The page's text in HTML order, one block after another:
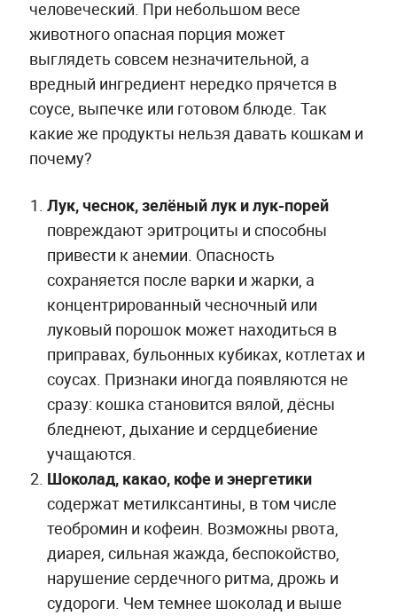
человеческий. При небольшом весе
животного опасная порция может
выглядеть совсем незначительной, а
вредный ингредиент нередко прячется в
соусе, выпечке или готовом блюде. Так
какие же продукты нельзя давать кошкам и
почему?
Лук, чеснок, зелёный лук и лук-порей
повреждают эритроциты и способны
привести к анемии. Опасность
сохраняется после варки и жарки, а
концентрированный чесночный или
луковый порошок может находиться в
приправах, бульонных кубиках, котлетах и
соусах. Признаки иногда появляются не
сразу: кошка становится вялой, дёсны
бледнеют, дыхание и сердцебиение
учащаются.
Шоколад, какао, кофе и энергетики
содержат метилксантины, в том числе
теобромин и кофеин. Возможны рвота,
диарея, сильная жажда, беспокойство,
нарушение сердечного ритма, дрожь и
судороги. Чем темнее шоколад и выше